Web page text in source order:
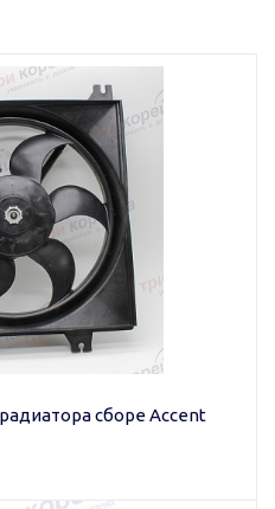
сборе Accent